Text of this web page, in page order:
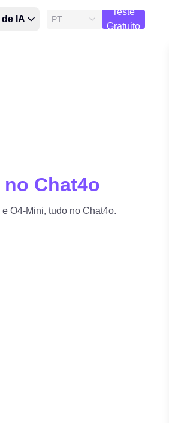
IA PT
Teste
Gratuito
Chat4o
O4-Mini, tudo no Chat4o.